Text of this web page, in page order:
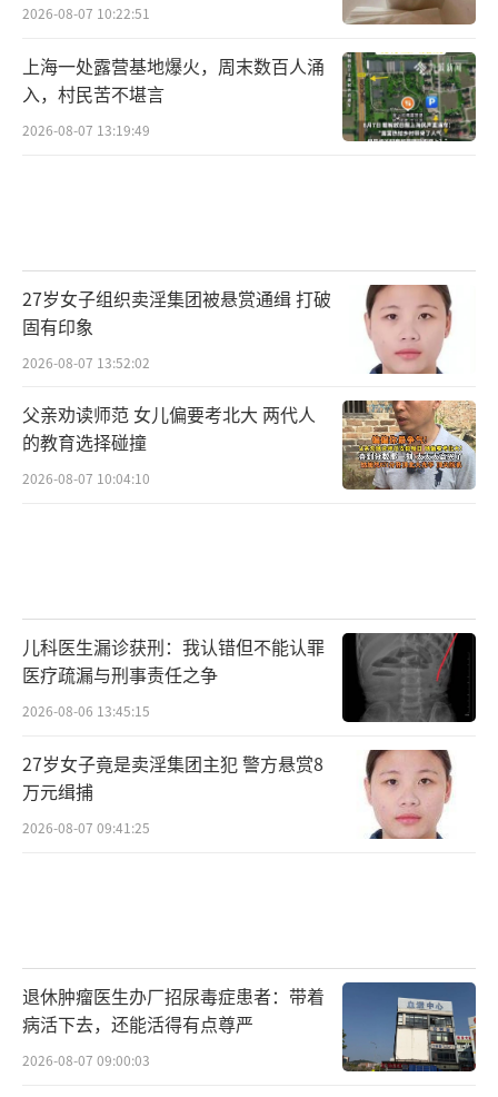
2026-08-07 10:22:51
上海一处露营基地爆火，周末数百人涌
入，村民苦不堪言
2026-08-07 13:19:49
27岁女子组织卖淫集团被悬赏通缉 打破
固有印象
2026-08-07 13:52:02
父亲劝读师范 女儿偏要考北大 两代人
的教育选择碰撞
2026-08-07 10:04:10
儿科医生漏诊获刑：我认错但不能认罪
医疗疏漏与刑事责任之争
2026-08-06 13:45:15
27岁女子竟是卖淫集团主犯 警方悬赏8
万元缉捕
2026-08-07 09:41:25
退休肿瘤医生办厂招尿毒症患者：带着
病活下去，还能活得有点尊严
2026-08-07 09:00:03